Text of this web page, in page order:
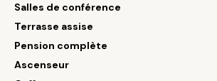
Salles de conférence
Terrasse assise
Pension complète
Ascenseur